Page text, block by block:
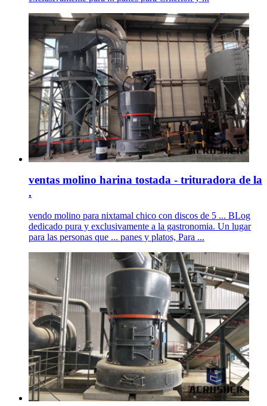
ventas molino harina tostada - trituradora de la
.
vendo molino para nixtamal chico con discos de 5 ... BLog
dedicado pura y exclusivamente a la gastronomia. Un lugar
para las personas que ... panes y platos, Para ...